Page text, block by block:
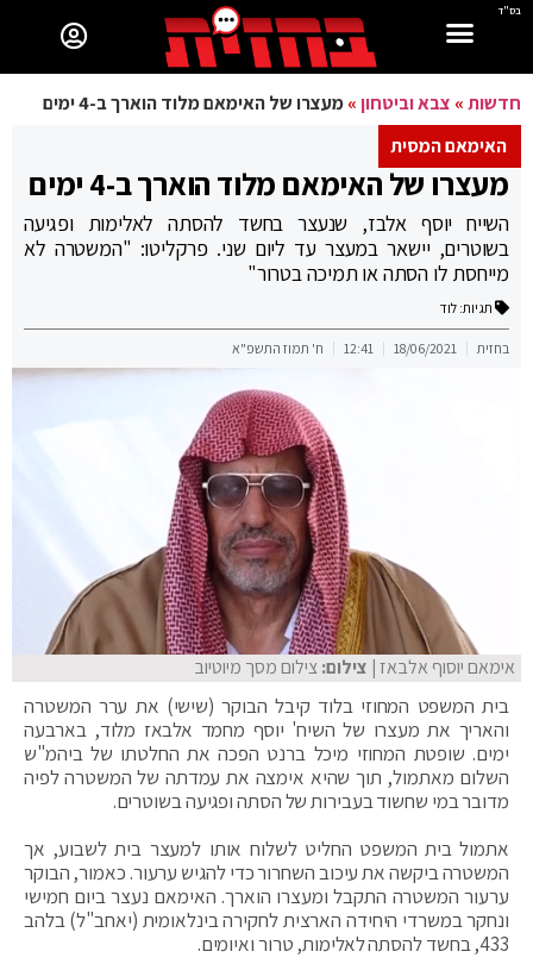
בס"ד
חדשות» צבא וביטחון»מעצרו של האימאם מלוד הוארך ב-4 ימים
האימאם המסית
מעצרו של האימאם מלוד הוארך ב-4 ימים
השייח יוסף אלבז, שנעצר בחשד להסתה לאלימות ופגיעה
בשוטרים, יישאר במעצר עד ליום שני. פרקליטו: "המשטרה לא
מייחסת לו הסתה או תמיכה בטרור"
תגיות: לוד
בחזית 18/06/2021
12:41 ח' תמוז התשפ"א
אימאם יוסוף אלבאז| צילום:צילום מסך מיוטיוב
בית המשפט המחוזי בלוד קיבל הבוקר (שישי) את ערר המשטרה
והאריך את מעצרו של השיח' יוסף מחמד אלבאז מלוד, בארבעה
ימים. שופטת המחוזי מיכל ברנט הפכה את החלטתו של ביהמ"ש
השלום מאתמול, תוך שהיא אימצה את עמדתה של המשטרה לפיה
מדובר במי שחשוד בעבירות של הסתה ופגיעה בשוטרים.
אתמול בית המשפט החליט לשלוח אותו למעצר בית לשבוע, אך
המשטרה ביקשה את עיכוב השחרור כדי להגיש ערעור. כאמור, הבוקר
ערעור המשטרה התקבל ומעצרו הוארך. האימאם נעצר ביום חמישי
ונחקר במשרדי היחידה הארצית לחקירה בינלאומית (יאחב"ל) בלהב
433, בחשד להסתה לאלימות, טרור ואיומים.